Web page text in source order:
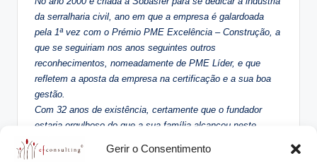
Gerir o Consentimento
da serralharia civil, ano em que a empresa é galardoada
pela 1ª vez com o Prémio PME Excelência – Construção, a
que se seguiriam nos anos seguintes outros
reconhecimentos, nomeadamente de PME Líder, e que
refletem a aposta da empresa na certificação e a sua boa
gestão.
Com 32 anos de existência, certamente que o fundador
estaria orgulhoso do que a sua família alcançou neste
últimos 20 anos: conseguiu não só preservar como
desenvolver o seu importante legado.